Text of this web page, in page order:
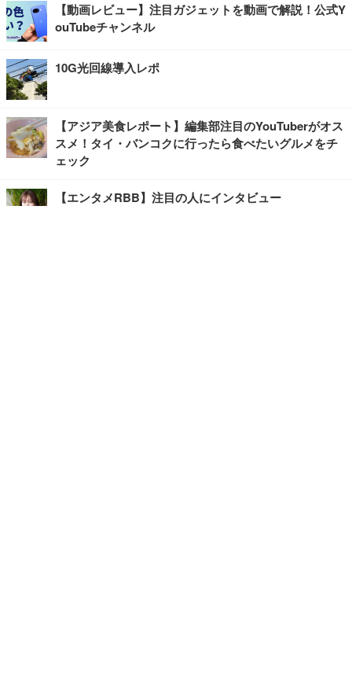
【動画レビュー】注目ガジェットを動画で解説！公式Y
ouTubeチャンネル
10G光回線導入レポ
【アジア美食レポート】編集部注目のYouTuberがオス
スメ！タイ・バンコクに行ったら食べたいグルメをチ
ェック
【エンタメRBB】注目の人にインタビュー